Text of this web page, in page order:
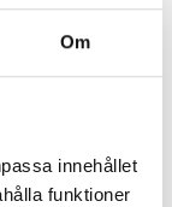
Om
innehållet
funktioner
Här
köper du våra